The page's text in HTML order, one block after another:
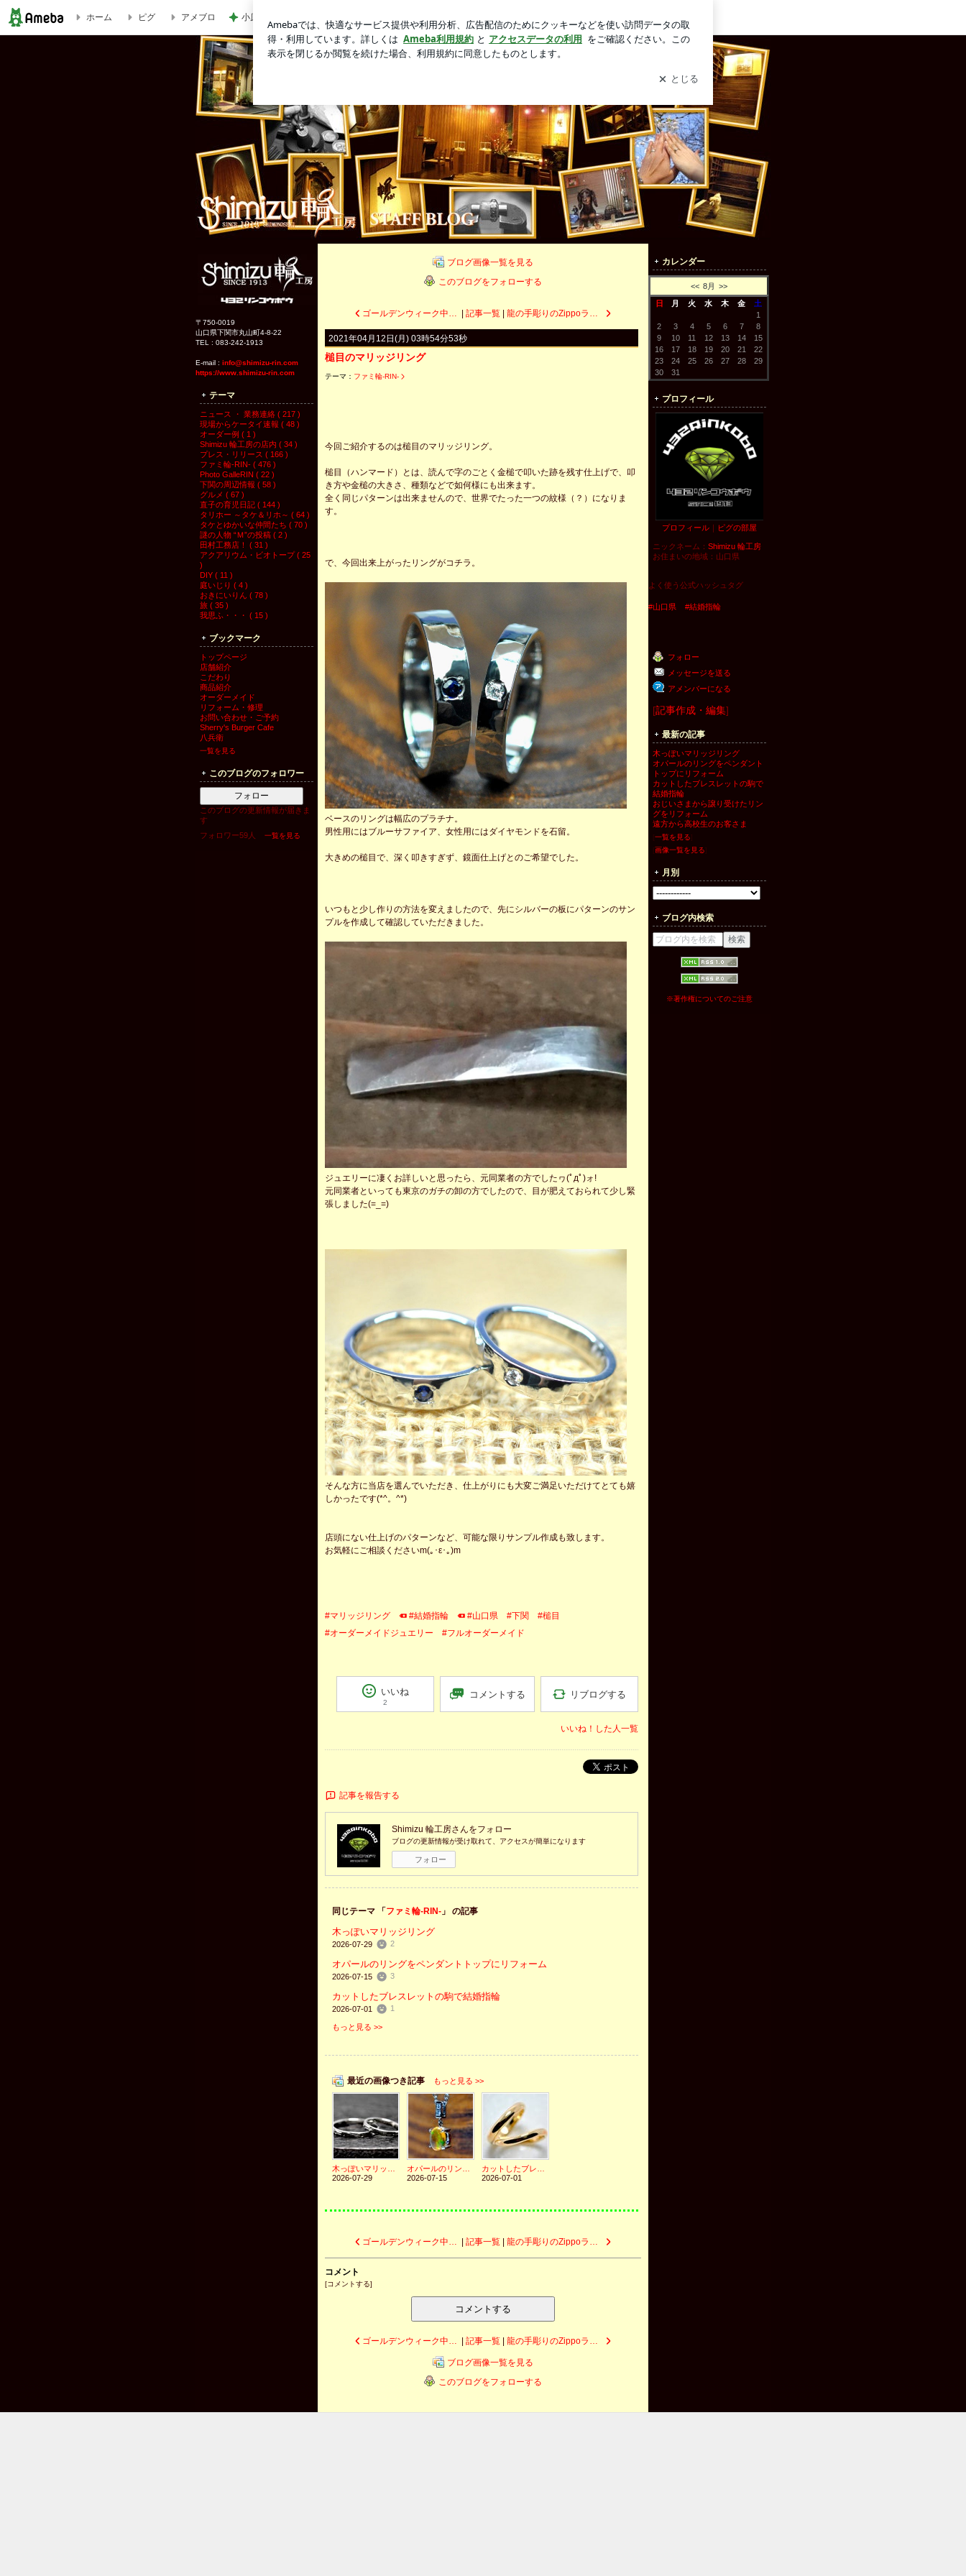
ホーム ピグ アメブロ 小原正子 高速封鎖でも無事に移動
〒750-0019
山口県下関市丸山町4-8-22
TEL : 083-242-1913
E-mail : info@shimizu-rin.com
https://www.shimizu-rin.com
テーマ
ニュース ・ 業務連絡 ( 217 )
現場からケータイ速報 ( 48 )
オーダー例 ( 1 )
Shimizu 輪工房の店内 ( 34 )
プレス・リリース ( 166 )
ファミ輪-RIN- ( 476 )
Photo GalleRIN ( 22 )
下関の周辺情報 ( 58 )
グルメ ( 67 )
直子の育児日記 ( 144 )
タリホー ～タケ＆リホ～ ( 64 )
タケとゆかいな仲間たち ( 70 )
謎の人物 “Ｍ”の投稿 ( 2 )
田村工務店！ ( 31 )
アクアリウム・ビオトープ ( 25
)
DIY ( 11 )
庭いじり ( 4 )
おきにいりん ( 78 )
旅 ( 35 )
我思ふ・・・ ( 15 )
ブックマーク
トップページ
店舗紹介
こだわり
商品紹介
オーダーメイド
リフォーム・修理
お問い合わせ・ご予約
Sherry's Burger Cafe
八兵衛
一覧を見る
このブログのフォロワー
フォロー
このブログの更新情報が届きま
す
フォロワー59人
一覧を見る
ブログ画像一覧を見る
このブログをフォローする
ゴールデンウィーク中の営業について 記事一覧 龍の手彫りのZippoライター
2021年04月12日(月) 03時54分53秒
槌目のマリッジリング
テーマ： ファミ輪-RIN-
今回ご紹介するのは槌目のマリッジリング。
槌目（ハンマード）とは、読んで字のごとく金槌で叩いた跡を残す仕上げで、叩
き方や金槌の大きさ、種類などで如何様にも出来ます。
全く同じパターンは出来ませんので、世界でたった一つの紋様（？）になりま
す。
で、今回出来上がったリングがコチラ。
ベースのリングは幅広のプラチナ。
男性用にはブルーサファイア、女性用にはダイヤモンドを石留。
大きめの槌目で、深く叩きすぎず、鏡面仕上げとのご希望でした。
いつもと少し作りの方法を変えましたので、先にシルバーの板にパターンのサン
プルを作成して確認していただきました。
ジュエリーに凄くお詳しいと思ったら、元同業者の方でしたヮ(ﾟдﾟ)ォ!
元同業者といっても東京のガチの卸の方でしたので、目が肥えておられて少し緊
張しました(=_=)
そんな方に当店を選んでいただき、仕上がりにも大変ご満足いただけてとても嬉
しかったです(*^。^*)
店頭にない仕上げのパターンなど、可能な限りサンプル作成も致します。
お気軽にご相談くださいm(｡･ε･｡)m
#マリッジリング #結婚指輪 #山口県 #下関
#槌目
#オーダーメイドジュエリー
#フルオーダーメイド
いいね
2
コメントする リブログする
いいね！した人一覧
ポスト
記事を報告する
Shimizu 輪工房さんをフォロー
ブログの更新情報が受け取れて、アクセスが簡単になります
フォロー
同じテーマ 「 ファミ輪-RIN- 」 の記事
木っぽいマリッジリング
2026-07-29 2
オパールのリングをペンダントトップにリフォーム
2026-07-15 3
カットしたブレスレットの駒で結婚指輪
2026-07-01 1
もっと見る >>
最近の画像つき記事 もっと見る >>
2026-07-29
2026-07-15
2026-07-01
ゴールデンウィーク中の営業について 記事一覧 龍の手彫りのZippoライター
コメント
[コメントする]
コメントする
ゴールデンウィーク中の営業について 記事一覧 龍の手彫りのZippoライター
ブログ画像一覧を見る
このブログをフォローする
カレンダー
<< 8月 >>
日
月 火 水 木 金
土
1
2
3 4 5 6 7
8
9
10 11 12 13 14
15
16
17 18 19 20 21
22
23
24 25 26 27 28
29
30
31
プロフィール
プロフィール ｜ ピグの部屋
ニックネーム： Shimizu 輪工房
お住まいの地域： 山口県
よく使う公式ハッシュタグ
#山口県 #結婚指輪
フォロー
メッセージを送る
アメンバーになる
[記事作成・編集]
最新の記事
木っぽいマリッジリング
オパールのリングをペンダント
トップにリフォーム
カットしたブレスレットの駒で
結婚指輪
おじいさまから譲り受けたリン
グをリフォーム
遠方から高校生のお客さま
[一覧を見る]
[画像一覧を見る]
月別
ブログ内検索
※著作権についてのご注意